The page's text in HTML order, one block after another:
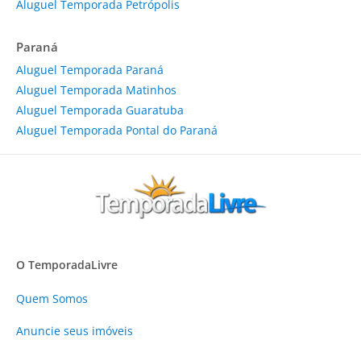
Aluguel Temporada Petrópolis
Paraná
Aluguel Temporada Paraná
Aluguel Temporada Matinhos
Aluguel Temporada Guaratuba
Aluguel Temporada Pontal do Paraná
O TemporadaLivre
Quem Somos
Anuncie seus imóveis